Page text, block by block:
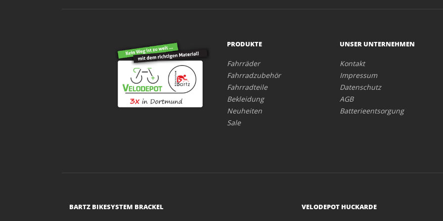
PRODUKTE
Fahrräder
Fahrradzubehör
Fahrradteile
Bekleidung
Neuheiten
Sale
UNSER UNTERNEHMEN
Kontakt
Impressum
Datenschutz
AGB
Batterieentsorgung
BARTZ BIKESYSTEM BRACKEL VELODEPOT HUCKARDE